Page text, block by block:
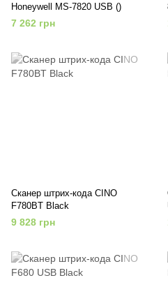
Honeywell MS-7820 USB ()
7 262 грн
Сканер штрих-кода CINO
F780BT Black
9 828 грн